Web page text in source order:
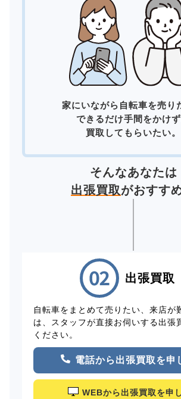
家にいながら自転車を売り
できるだけ手間をかけ
買取してもらいたい。
そんなあなたは
出張買取がおすす
出張買取
自転車をまとめて売りたい、来店が
は、スタッフが直接お伺いする出張
ください。
電話から出張買取を申
WEBから出張買取を申